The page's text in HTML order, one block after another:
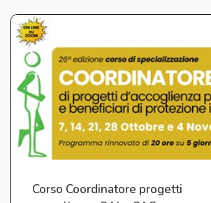
Corso Coordinatore progetti